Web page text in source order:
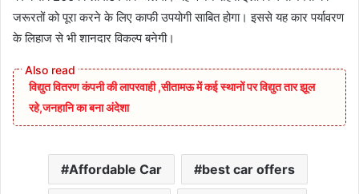
जरूरतों को पूरा करने के लिए काफी उपयोगी साबित होगा। इससे यह कार पर्यावरण
के लिहाज से भी शानदार विकल्प बनेगी।
विद्युत वितरण कंपनी की लापरवाही ,सीतामऊ में कई स्थानों पर विद्युत तार झूल
रहे,जनहानि का बना अंदेशा
Affordable Car best car offers